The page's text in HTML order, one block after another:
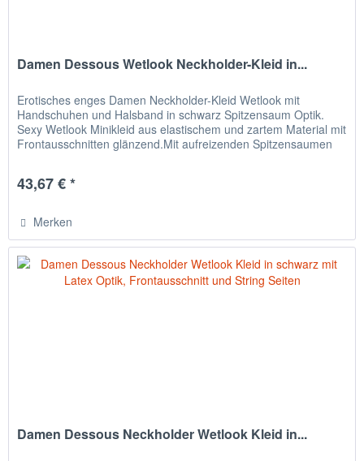
Damen Dessous Wetlook Neckholder-Kleid in...
Erotisches enges Damen Neckholder-Kleid Wetlook mit
Handschuhen und Halsband in schwarz Spitzensaum Optik.
Sexy Wetlook Minikleid aus elastischem und zartem Material mit
Frontausschnitten glänzend.Mit aufreizenden Spitzensaumen
43,67 € *
Merken
Damen Dessous Neckholder Wetlook Kleid in...